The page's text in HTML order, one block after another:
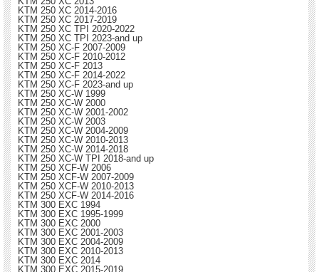
KTM 250 XC 2014-2016
KTM 250 XC 2017-2019
KTM 250 XC TPI 2020-2022
KTM 250 XC TPI 2023-and up
KTM 250 XC-F 2007-2009
KTM 250 XC-F 2010-2012
KTM 250 XC-F 2013
KTM 250 XC-F 2014-2022
KTM 250 XC-F 2023-and up
KTM 250 XC-W 1999
KTM 250 XC-W 2000
KTM 250 XC-W 2001-2002
KTM 250 XC-W 2003
KTM 250 XC-W 2004-2009
KTM 250 XC-W 2010-2013
KTM 250 XC-W 2014-2018
KTM 250 XC-W TPI 2018-and up
KTM 250 XCF-W 2006
KTM 250 XCF-W 2007-2009
KTM 250 XCF-W 2010-2013
KTM 250 XCF-W 2014-2016
KTM 300 EXC 1994
KTM 300 EXC 1995-1999
KTM 300 EXC 2000
KTM 300 EXC 2001-2003
KTM 300 EXC 2004-2009
KTM 300 EXC 2010-2013
KTM 300 EXC 2014
KTM 300 EXC 2015-2019